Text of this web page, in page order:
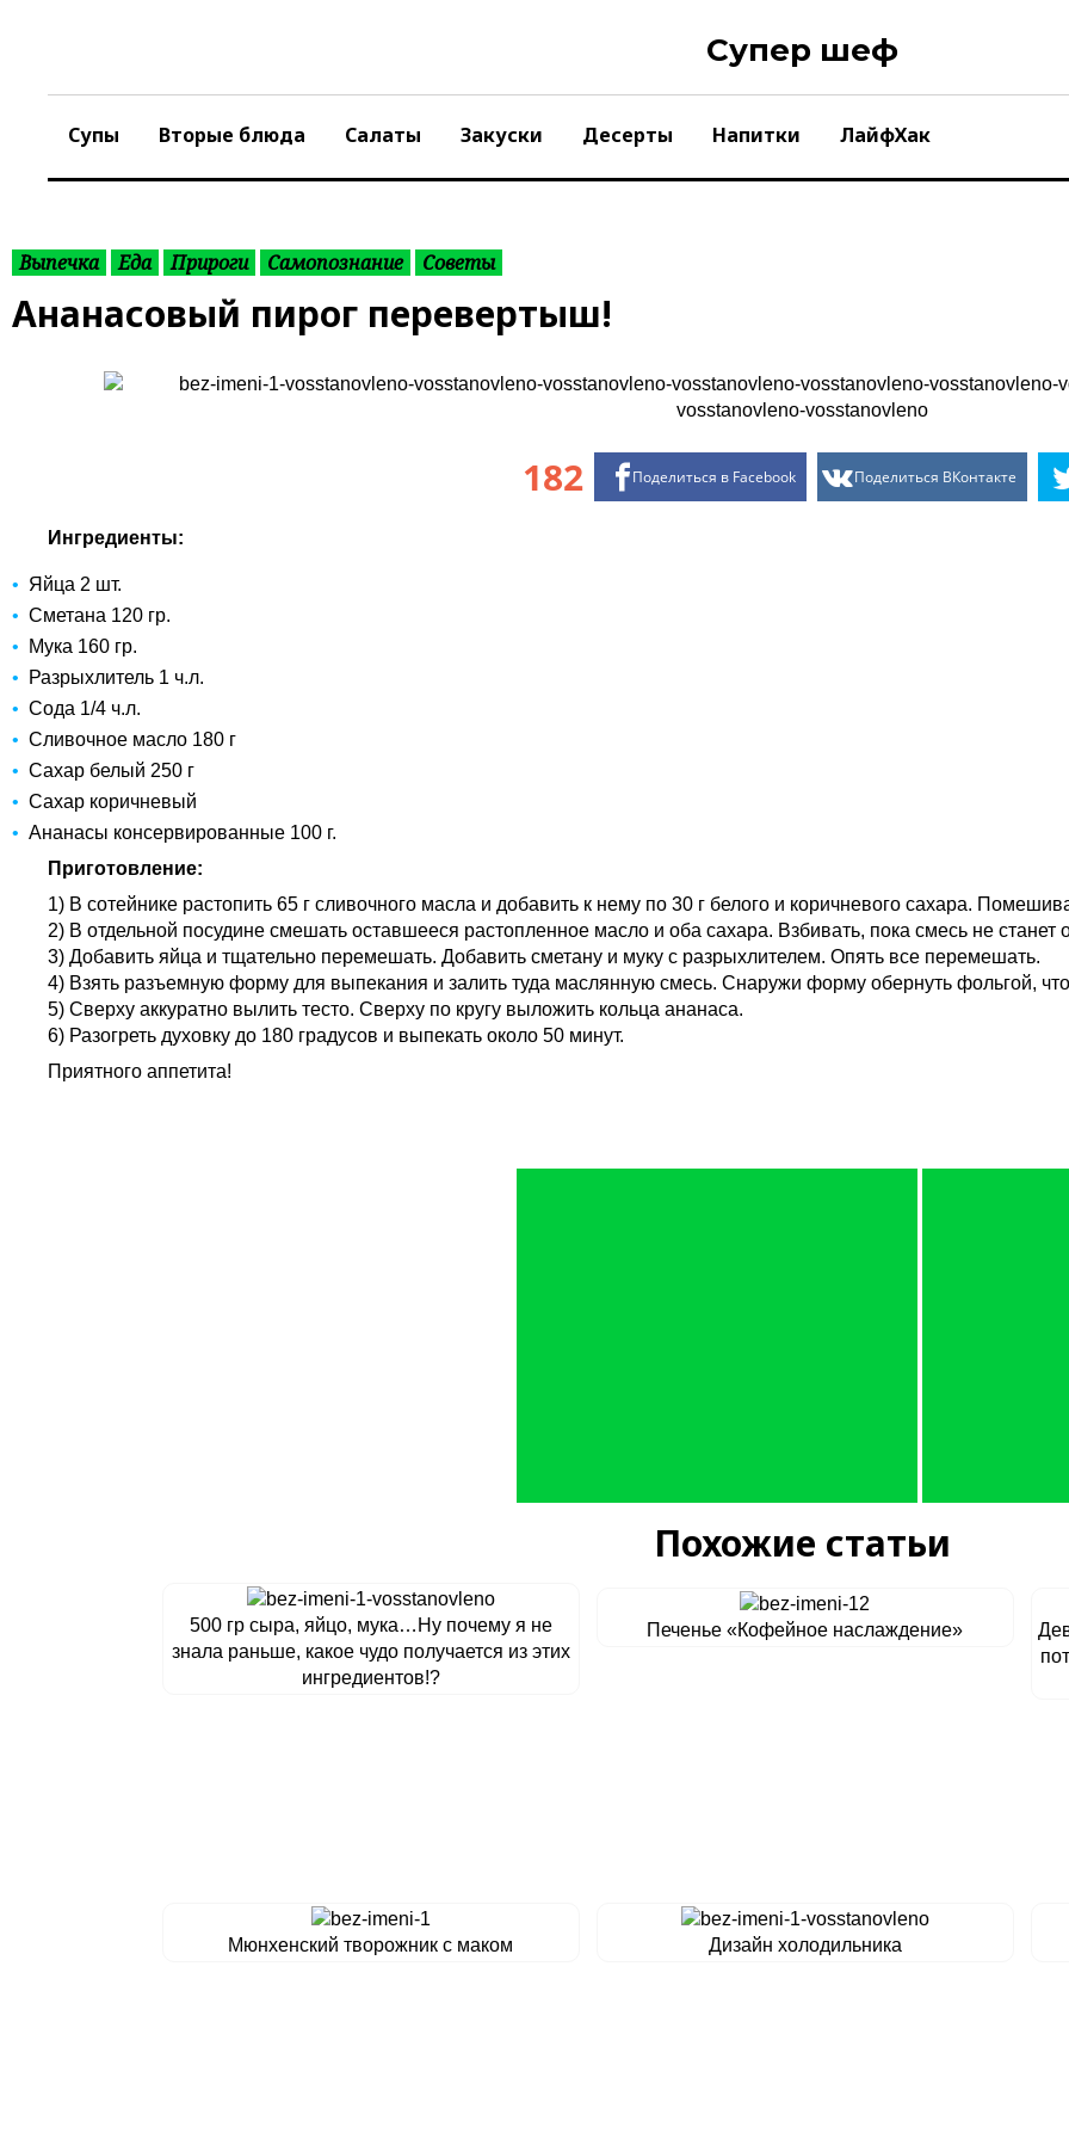
t
e
n
t
Супер шеф
Супы Вторые блюда Салаты Закуски Десерты Напитки ЛайфХак
Выпечка Еда Прироги Самопознание Советы
Ананасовый пирог перевертыш!
182 Поделиться в Facebook Поделиться ВКонтакте
Ингредиенты:
Яйца 2 шт.
Сметана 120 гр.
Мука 160 гр.
Разрыхлитель 1 ч.л.
Сода 1/4 ч.л.
Сливочное масло 180 г
Сахар белый 250 г
Сахар коричневый
Ананасы консервированные 100 г.
Приготовление:
1) В сотейнике растопить 65 г сливочного масла и добавить к нему по 30 г белого и коричневого сахара.
2) В отдельной посудине смешать оставшееся растопленное масло и оба сахара. Взбивать, пока смесь не станет
3) Добавить яйца и тщательно перемешать. Добавить сметану и муку с разрыхлителем. Опять все перемешать.
4) Взять разъемную форму для выпекания и залить туда маслянную смесь. Снаружи форму обернуть фольгой,
5) Сверху аккуратно вылить тесто. Сверху по кругу выложить кольца ананаса.
6) Разогреть духовку до 180 градусов и выпекать около 50 минут.
Приятного аппетита!
Похожие статьи
500 гр сыра, яйцо, мука…Ну почему я не
знала раньше, какое чудо получается из этих
ингредиентов!?
Печенье «Кофейное наслаждение»
Мюнхенский творожник с маком Дизайн холодильника